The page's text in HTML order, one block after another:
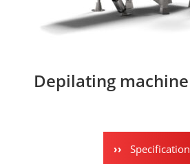
Depilating machine